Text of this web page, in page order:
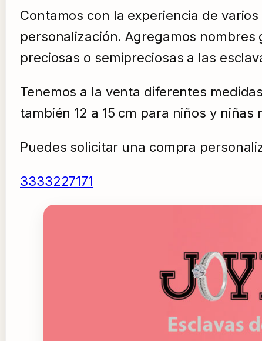
Contamos con la experiencia de
personalización. Agregamos
preciosas o semipreciosas a las
Tenemos a la venta diferentes
también 12 a 15 cm para niños y niñas
Puedes solicitar una compra
3333227171